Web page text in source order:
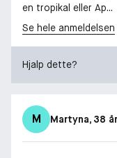
en tropikal eller Ap...
Se hele anmeldelsen
Hjalp dette?
M Martyna, 38 år